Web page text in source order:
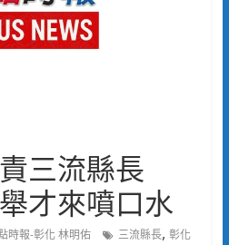
三流縣長
才來噴口水
時報-彰化 林明佑 三流縣長, 彰化